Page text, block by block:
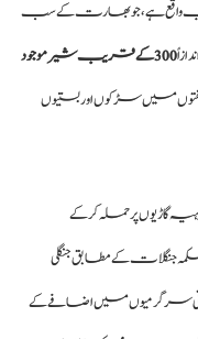
واقع ہے، جو بھارت کے سب
300 کے قریب شیر موجود
ہفتوں میں سڑکوں اور بستیوں
گاڑیوں پر حملہ کر کے
کے مطابق جنگلی
سرگرمیوں میں اضافے کے